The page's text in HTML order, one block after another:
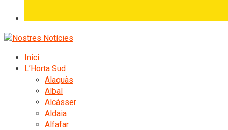
Inici
L’Horta Sud
Alaquàs
Albal
Alcàsser
Aldaia
Alfafar